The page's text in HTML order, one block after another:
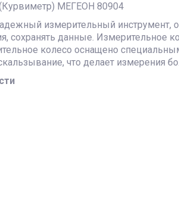
МЕГЕОН 80904
измерительный инструмент,
данные. Измерительное
колесо оснащено
что делает измерения